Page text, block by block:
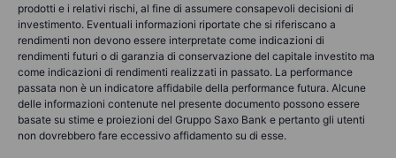
prodotti e i relativi rischi, al fine di assumere consapevoli decisioni di
investimento. Eventuali informazioni riportate che si riferiscano a
rendimenti non devono essere interpretate come indicazioni di
rendimenti futuri o di garanzia di conservazione del capitale investito ma
come indicazioni di rendimenti realizzati in passato. La performance
passata non è un indicatore affidabile della performance futura. Alcune
delle informazioni contenute nel presente documento possono essere
basate su stime e proiezioni del Gruppo Saxo Bank e pertanto gli utenti
non dovrebbero fare eccessivo affidamento su di esse.